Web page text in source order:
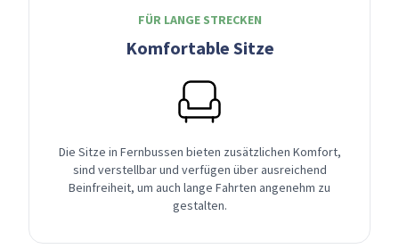
FÜR LANGE STRECKEN
Komfortable Sitze
Die Sitze in Fernbussen bieten zusätzlichen Komfort,
sind verstellbar und verfügen über ausreichend
Beinfreiheit, um auch lange Fahrten angenehm zu
gestalten.